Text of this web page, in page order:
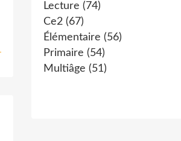
Lecture (74)
Ce2 (67)
Élémentaire (56)
Primaire (54)
Multiâge (51)